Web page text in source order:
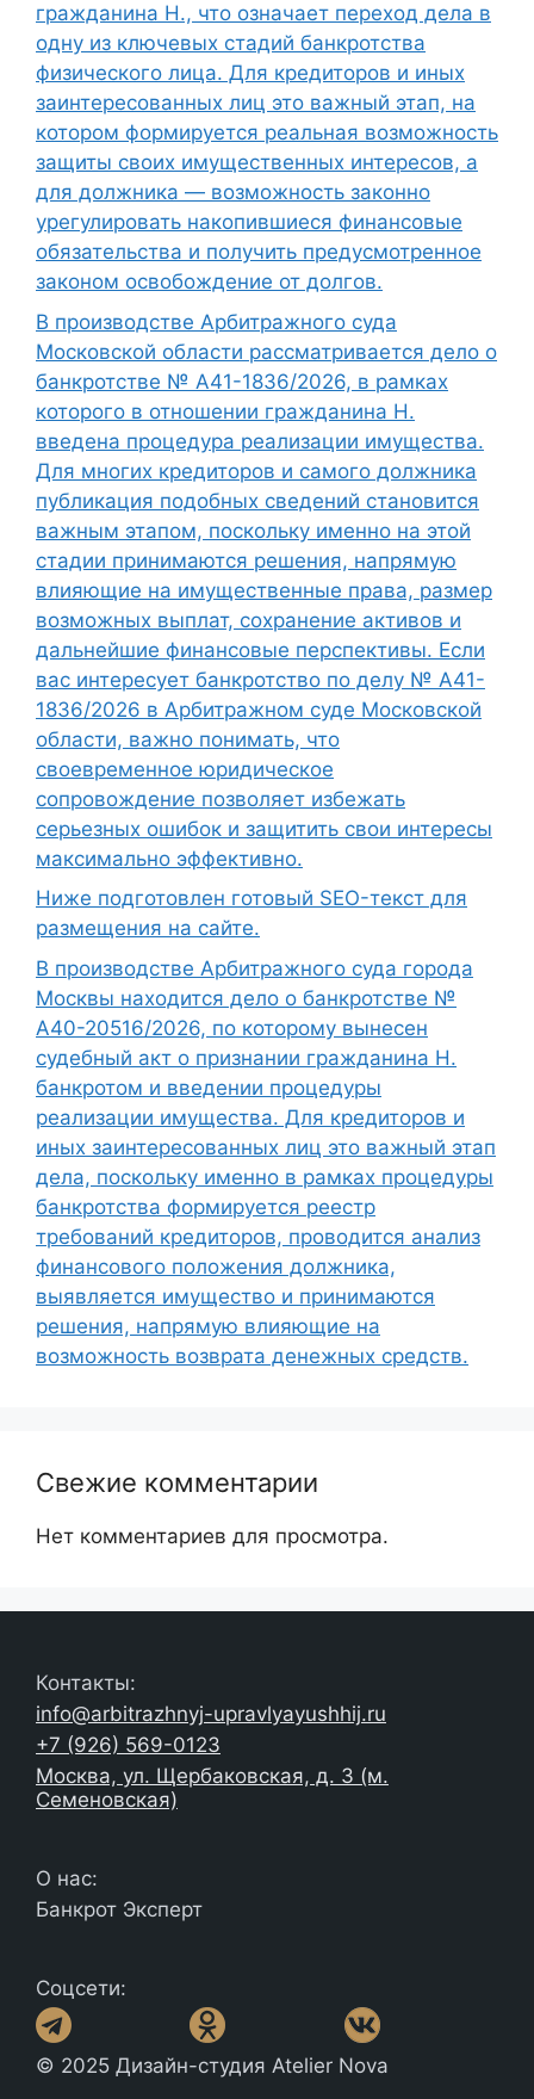
гражданина Н., что означает переход дела в
одну из ключевых стадий банкротства
физического лица. Для кредиторов и иных
заинтересованных лиц это важный этап, на
котором формируется реальная возможность
защиты своих имущественных интересов, а
для должника — возможность законно
урегулировать накопившиеся финансовые
обязательства и получить предусмотренное
законом освобождение от долгов.
В производстве Арбитражного суда
Московской области рассматривается дело о
банкротстве № А41-1836/2026, в рамках
которого в отношении гражданина Н.
введена процедура реализации имущества.
Для многих кредиторов и самого должника
публикация подобных сведений становится
важным этапом, поскольку именно на этой
стадии принимаются решения, напрямую
влияющие на имущественные права, размер
возможных выплат, сохранение активов и
дальнейшие финансовые перспективы. Если
вас интересует банкротство по делу № А41-
1836/2026 в Арбитражном суде Московской
области, важно понимать, что
своевременное юридическое
сопровождение позволяет избежать
серьезных ошибок и защитить свои интересы
максимально эффективно.
Ниже подготовлен готовый SEO-текст для
размещения на сайте.
В производстве Арбитражного суда города
Москвы находится дело о банкротстве №
А40-20516/2026, по которому вынесен
судебный акт о признании гражданина Н.
банкротом и введении процедуры
реализации имущества. Для кредиторов и
иных заинтересованных лиц это важный этап
дела, поскольку именно в рамках процедуры
банкротства формируется реестр
требований кредиторов, проводится анализ
финансового положения должника,
выявляется имущество и принимаются
решения, напрямую влияющие на
возможность возврата денежных средств.
Свежие комментарии
Нет комментариев для просмотра.
Контакты:
info@arbitrazhnyj-upravlyayushhij.ru
+7 (926) 569-0123
Москва, ул. Щербаковская, д. 3 (м.
Семеновская)
О нас:
Банкрот Эксперт
Соцсети:
© 2025 Дизайн-студия Atelier Nova